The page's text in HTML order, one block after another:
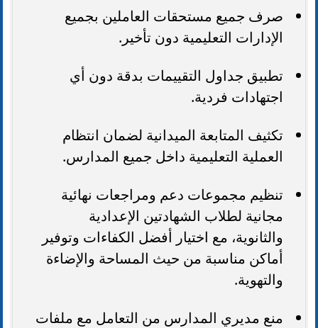
صرف جميع مستحقات العاملين بجميع
الإدارات التعليمية دون تأخير.
تطبيق جداول التقييمات بدقة دون أي
اجتهادات فردية.
تكثيف المتابعة الميدانية لضمان انتظام
العملية التعليمية داخل جميع المدارس.
تنظيم مجموعات دعم ومراجعات نهائية
مجانية لطلاب الشهادتين الإعدادية
والثانوية، مع اختيار أفضل الكفاءات وتوفير
أماكن مناسبة من حيث المساحة والإضاءة
والتهوية.
منع مديري المدارس من التعامل مع ملفات